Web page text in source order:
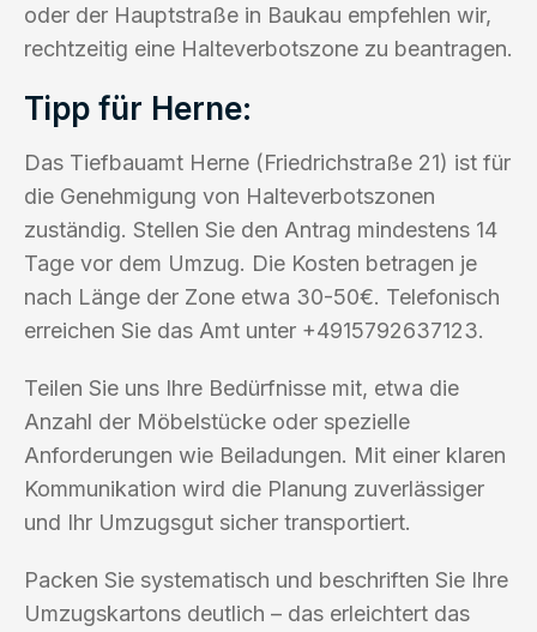
oder der Hauptstraße in Baukau empfehlen wir,
rechtzeitig eine Halteverbotszone zu beantragen.
Tipp für Herne:
Das Tiefbauamt Herne (Friedrichstraße 21) ist für
die Genehmigung von Halteverbotszonen
zuständig. Stellen Sie den Antrag mindestens 14
Tage vor dem Umzug. Die Kosten betragen je
nach Länge der Zone etwa 30-50€. Telefonisch
erreichen Sie das Amt unter +4915792637123.
Teilen Sie uns Ihre Bedürfnisse mit, etwa die
Anzahl der Möbelstücke oder spezielle
Anforderungen wie Beiladungen. Mit einer klaren
Kommunikation wird die Planung zuverlässiger
und Ihr Umzugsgut sicher transportiert.
Packen Sie systematisch und beschriften Sie Ihre
Umzugskartons deutlich – das erleichtert das